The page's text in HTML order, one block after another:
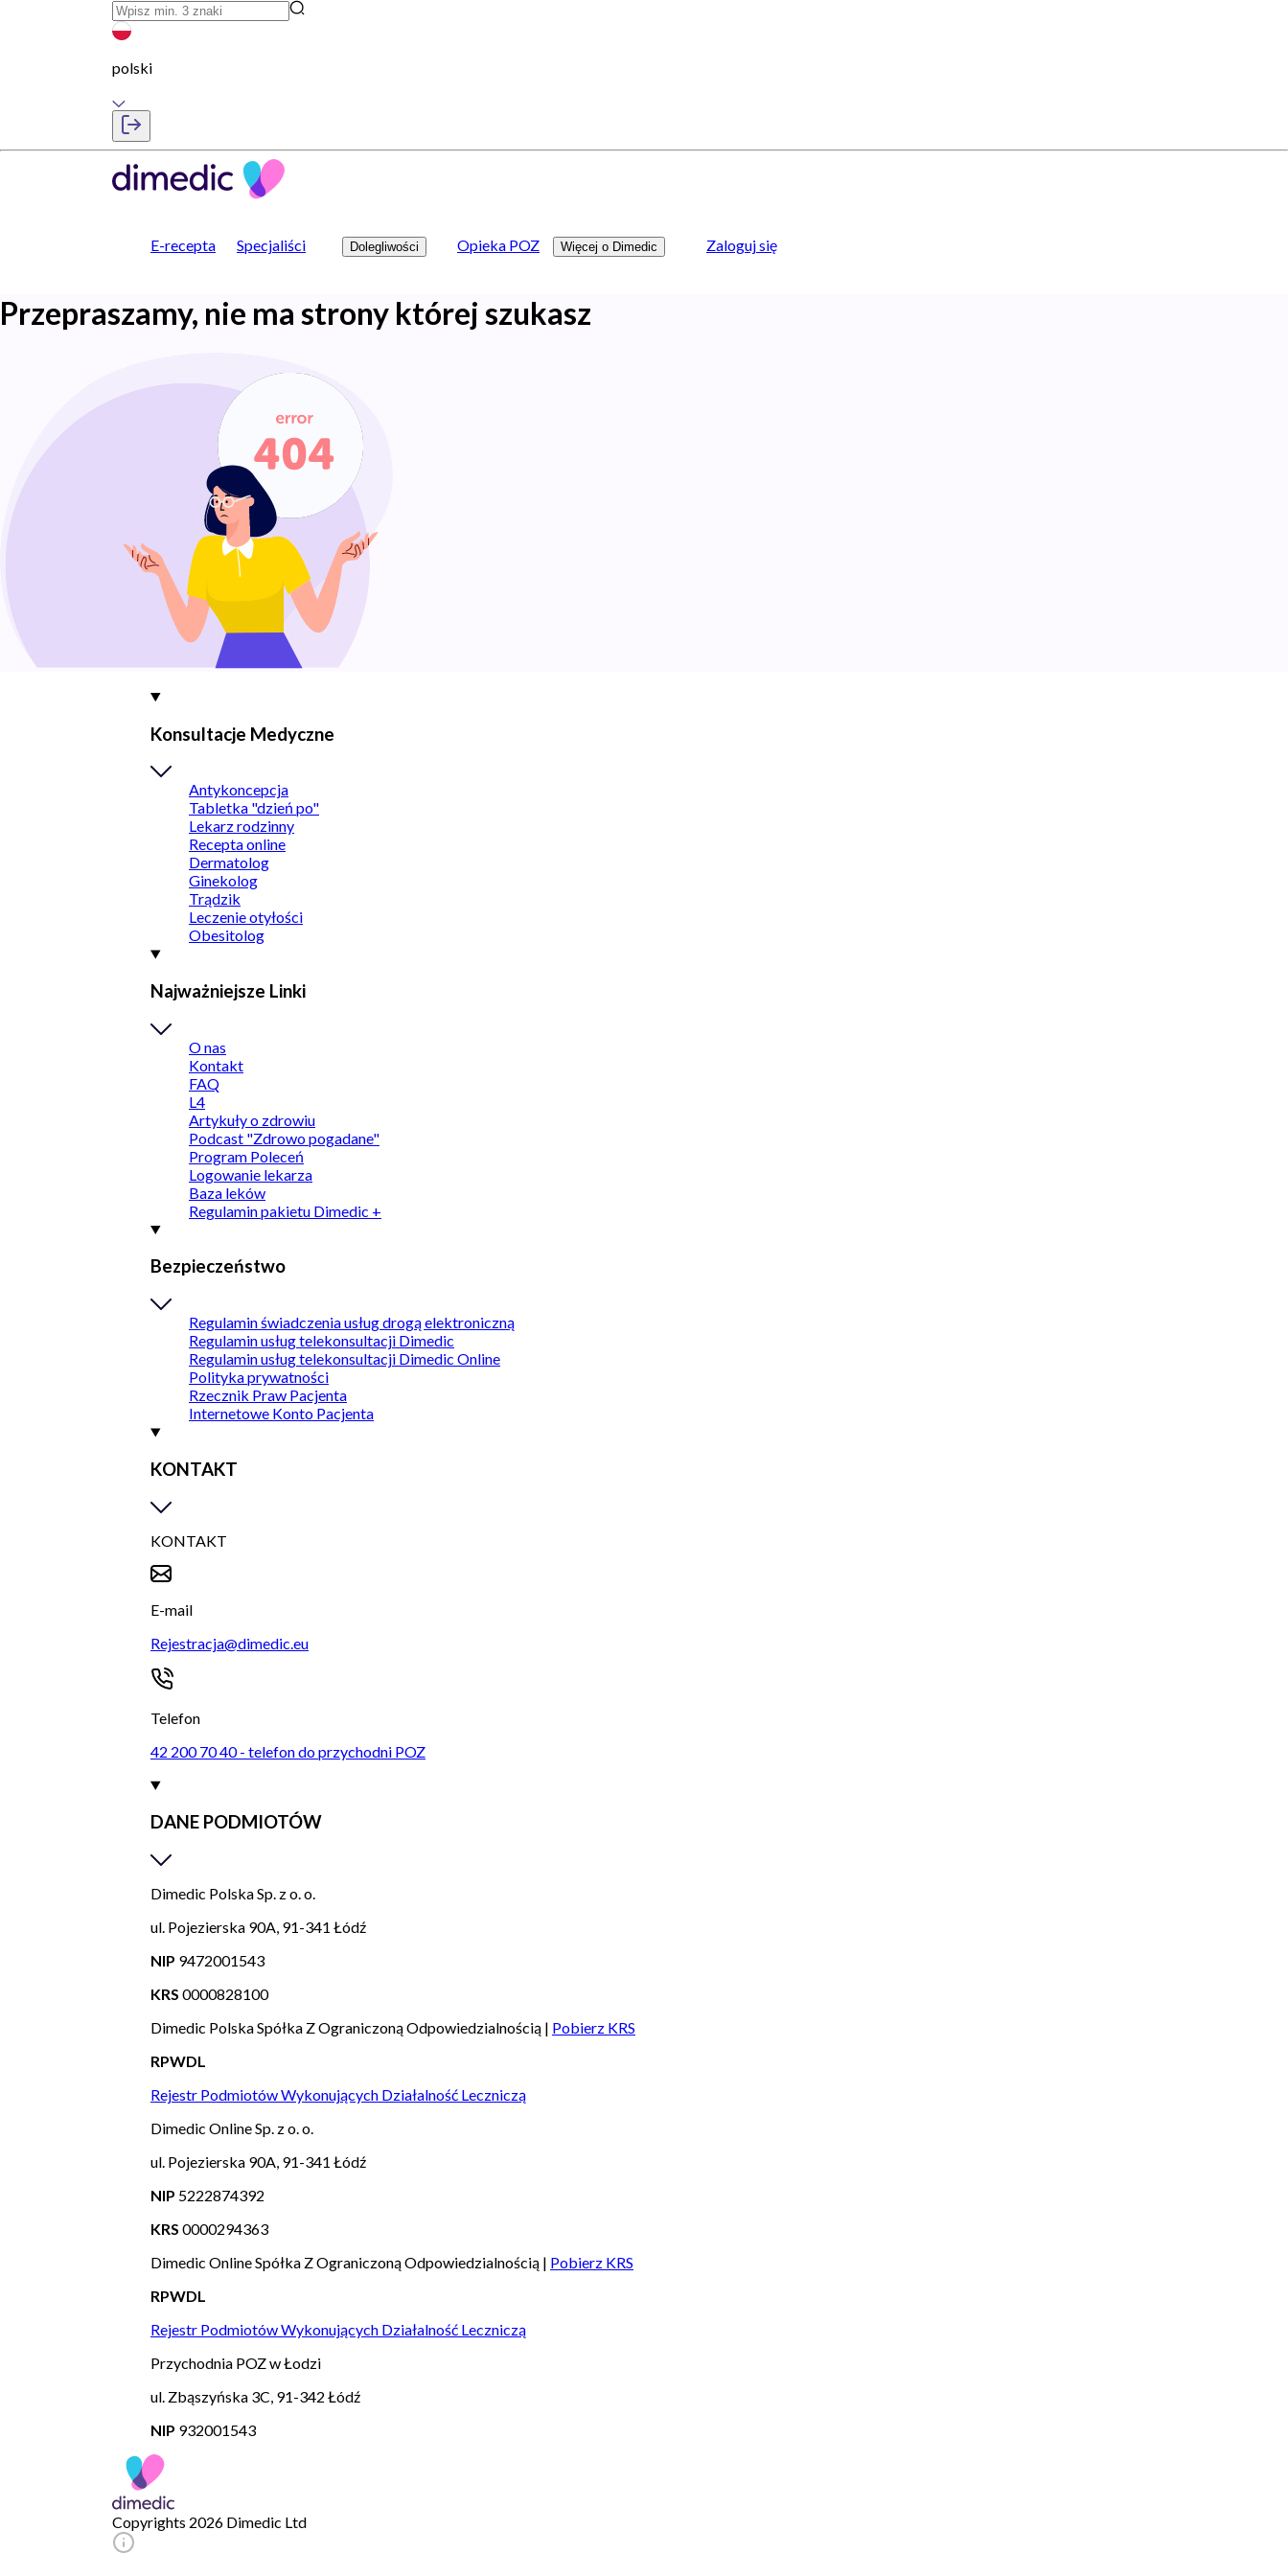
polski
E-recepta Specjaliści Dolegliwości Opieka POZ Więcej o Dimedic Zaloguj się
Przepraszamy, nie ma strony której szukasz
Konsultacje Medyczne
Antykoncepcja
Tabletka "dzień po"
Lekarz rodzinny
Recepta online
Dermatolog
Ginekolog
Trądzik
Leczenie otyłości
Obesitolog
Najważniejsze Linki
O nas
Kontakt
FAQ
L4
Artykuły o zdrowiu
Podcast "Zdrowo pogadane"
Program Poleceń
Logowanie lekarza
Baza leków
Regulamin pakietu Dimedic +
Bezpieczeństwo
Regulamin świadczenia usług drogą elektroniczną
Regulamin usług telekonsultacji Dimedic
Regulamin usług telekonsultacji Dimedic Online
Polityka prywatności
Rzecznik Praw Pacjenta
Internetowe Konto Pacjenta
KONTAKT
KONTAKT
E-mail
Rejestracja@dimedic.eu
Telefon
42 200 70 40 - telefon do przychodni POZ
DANE PODMIOTÓW
Dimedic Polska Sp. z o. o.
ul. Pojezierska 90A, 91-341 Łódź
NIP 9472001543
KRS 0000828100
Dimedic Polska Spółka Z Ograniczoną Odpowiedzialnością | Pobierz KRS
RPWDL
Rejestr Podmiotów Wykonujących Działalność Leczniczą
Dimedic Online Sp. z o. o.
ul. Pojezierska 90A, 91-341 Łódź
NIP 5222874392
KRS 0000294363
Dimedic Online Spółka Z Ograniczoną Odpowiedzialnością | Pobierz KRS
RPWDL
Rejestr Podmiotów Wykonujących Działalność Leczniczą
Przychodnia POZ w Łodzi
ul. Zbąszyńska 3C, 91-342 Łódź
NIP 932001543
Copyrights 2026 Dimedic Ltd